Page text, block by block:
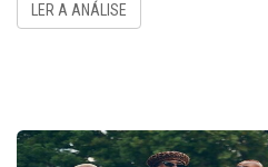
LER A ANÁLISE